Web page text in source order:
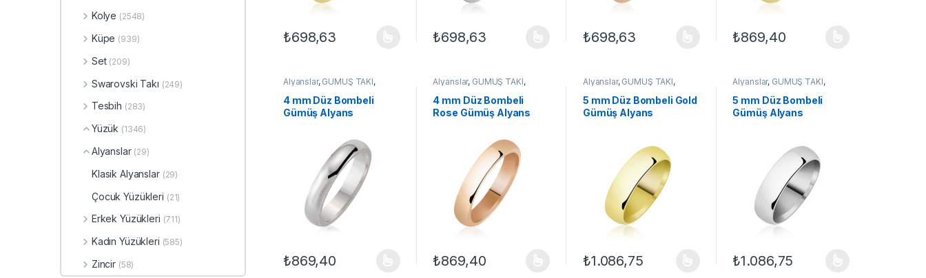
₺698,63
Bu ürünün birden fazla varyasyonu var. Seçenekler ürün sayfasından seçilebilir
₺698,63
Bu ürünün birden fazla varyasyonu var. Seçenekler ürün sayfasından seçilebilir
₺698,63
Bu ürünün birden fazla varyasyonu var. Seçenekler ürün sayfasından
₺869,40
Bu ürünün birden fazla varyasyonu var.
Alyanslar, GÜMÜŞ TAKI,
Klasik Alyanslar
Yüzük
4 mm Düz Bombeli
Gümüş Alyans
₺869,40
Bu ürünün birden fazla varyasyonu var. Seçenekler ürün sayfasından seçilebilir
Alyanslar, GÜMÜŞ TAKI,
Klasik Alyanslar
Yüzük
4 mm Düz Bombeli
Rose Gümüş Alyans
₺869,40
Bu ürünün birden fazla varyasyonu var. Seçenekler ürün sayfasından seçilebilir
Alyanslar, GÜMÜŞ TAKI,
Klasik Alyanslar
Yüzük
5 mm Düz Bombeli Gold
Gümüş Alyans
₺1.086,75
Bu ürünün birden fazla varyasyonu var. Seçenekler ürün sayfasından
Alyanslar, GÜMÜŞ TAKI,
Klasik Alyanslar
Yüzük
5 mm Düz Bombeli
Gümüş Alyans
₺1.086,75
Bu ürünün birden fazla varyasyonu var.
Kolye (2548)
Küpe (939)
Set (209)
Swarovski Takı (249)
Tesbih (283)
Yüzük (1346)
Alyanslar (29)
Klasik Alyanslar (29)
Çocuk Yüzükleri (21)
Erkek Yüzükleri (711)
Kadın Yüzükleri (585)
Zincir (58)